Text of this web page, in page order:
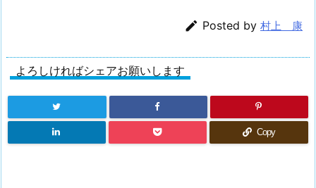
 Posted by 村上 康
よろしければシェアお願いします
Copy